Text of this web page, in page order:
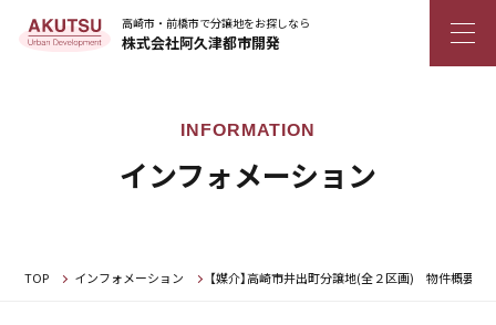
高崎市・前橋市で分譲地をお探しなら
株式会社阿久津都市開発
インフォメーション
TOP インフォメーション 【媒介】高崎市井出町分譲地(全２区画) 物件概要